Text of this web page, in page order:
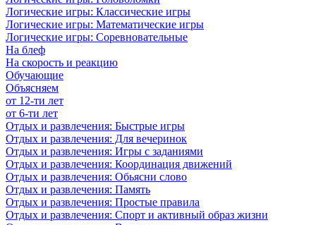
Логические игры: Классические игры
Логические игры: Математические игры
Логические игры: Соревновательные
На блеф
На скорость и реакцию
Обучающие
Объясняем
от 12-ти лет
от 6-ти лет
Отдых и развлечения: Быстрые игры
Отдых и развлечения: Для вечеринок
Отдых и развлечения: Игры с заданиями
Отдых и развлечения: Координация движений
Отдых и развлечения: Обьясни слово
Отдых и развлечения: Память
Отдых и развлечения: Простые правила
Отдых и развлечения: Спорт и активный образ жизни